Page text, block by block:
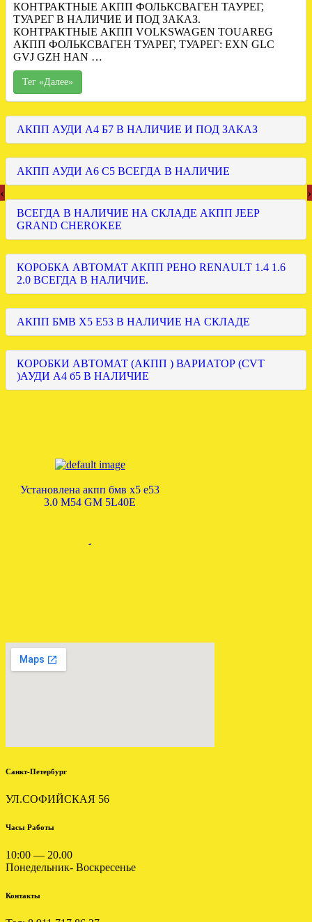
КОНТРАКТНЫЕ АКПП ФОЛЬКСВАГЕН ТАУРЕГ,
ТУАРЕГ В НАЛИЧИЕ И ПОД ЗАКАЗ.
КОНТРАКТНЫЕ АКПП VOLKSWAGEN TOUAREG
АКПП ФОЛЬКСВАГЕН ТУАРЕГ, ТУАРЕГ: EXN GLC
GVJ GZH HAN …
Тег «Далее»
АКПП АУДИ А4 Б7 В НАЛИЧИЕ И ПОД ЗАКАЗ
АКПП АУДИ А6 С5 ВСЕГДА В НАЛИЧИЕ
ВСЕГДА В НАЛИЧИЕ НА СКЛАДЕ АКПП JEEP
GRAND CHEROKEE
КОРОБКА АВТОМАТ АКПП РЕНО RENAULT 1.4 1.6
2.0 ВСЕГДА В НАЛИЧИЕ.
АКПП БМВ Х5 Е53 В НАЛИЧИЕ НА СКЛАДЕ
КОРОБКИ АВТОМАТ (АКПП ) ВАРИАТОР (CVT
)АУДИ А4 б5 В НАЛИЧИЕ
Установлена акпп бмв х5 е53
3.0 M54 GM 5L40E
.
Отправлена АКПП ФОРД
УСТАНОВЛЕНА АКПП
ШКОДА АУДИ 2.8 5HP18
.
‹ ›
Санкт-Петербург
УЛ.СОФИЙСКАЯ 56
Часы Работы
10:00 — 20.00
Понедельник- Воскресенье
Контакты